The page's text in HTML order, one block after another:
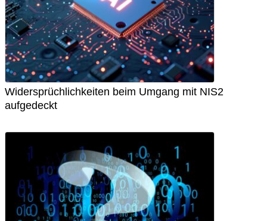
Widersprüchlichkeiten beim Umgang mit NIS2
aufgedeckt